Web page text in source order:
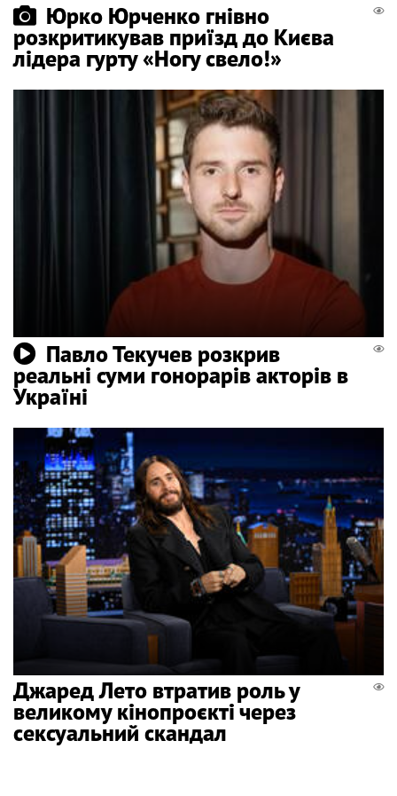
Юрко Юрченко гнівно
розкритикував приїзд до Києва
лідера гурту «Ногу свело!»
Павло Текучев розкрив
реальні суми гонорарів акторів в
Україні
Джаред Лето втратив роль у
великому кінопроєкті через
сексуальний скандал